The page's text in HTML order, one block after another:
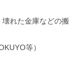
れた金庫などの搬
等）